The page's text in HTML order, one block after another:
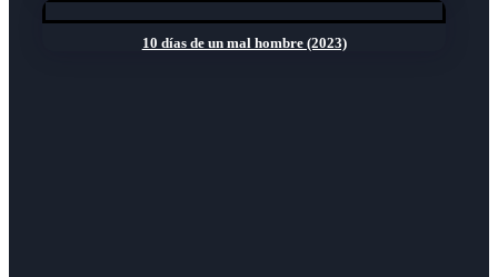
10 días de un mal hombre (2023)